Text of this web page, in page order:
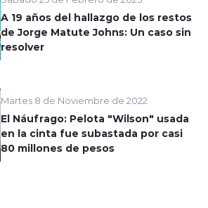
A 19 años del hallazgo de los restos
de Jorge Matute Johns: Un caso sin
resolver
Martes 8 de Noviembre de 2022
El Náufrago: Pelota "Wilson" usada
en la cinta fue subastada por casi
80 millones de pesos